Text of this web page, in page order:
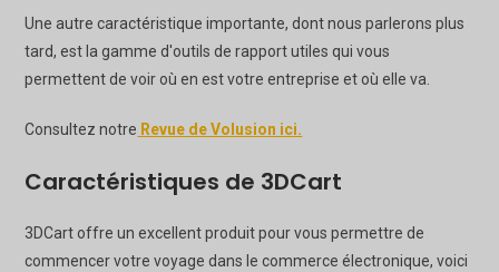
Une autre caractéristique importante, dont nous parlerons plus
tard, est la gamme d'outils de rapport utiles qui vous
permettent de voir où en est votre entreprise et où elle va.
Consultez notre Revue de Volusion ici.
Caractéristiques de 3DCart
3DCart offre un excellent produit pour vous permettre de
commencer votre voyage dans le commerce électronique, voici